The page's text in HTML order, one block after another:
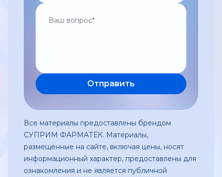
Все материалы предоставлены брендом
СУПРИМ ФАРМАТЕК. Материалы,
размещённые на сайте, включая цены, носят
информационный характер, предоставлены для
ознакомления и не является публичной